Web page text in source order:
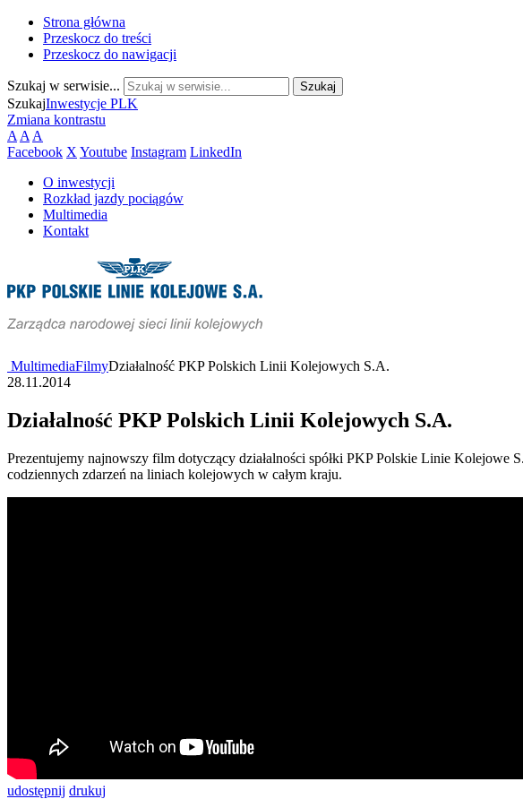
Strona główna
Przeskocz do treści
Przeskocz do nawigacji
Szukaj w serwisie...
SzukajInwestycje PLK
Zmiana kontrastu
A A A
Facebook X Youtube Instagram LinkedIn
O inwestycji
Rozkład jazdy pociągów
Multimedia
Kontakt
MultimediaFilmyDziałalność PKP Polskich Linii Kolejowych S.A.
28.11.2014
Działalność PKP Polskich Linii Kolejowych S.A.
Prezentujemy najnowszy film dotyczący działalności spółki PKP Polskie Linie
codziennych zdarzeń na liniach kolejowych w całym kraju.
udostępnij drukuj